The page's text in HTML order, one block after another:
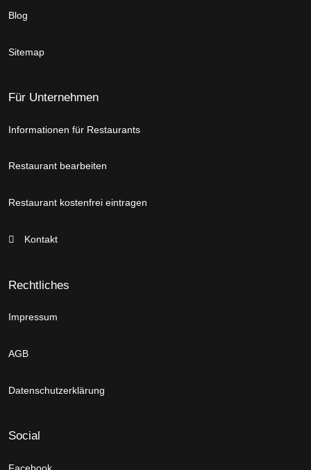
Blog
Sitemap
Für Unternehmen
Informationen für Restaurants
Restaurant bearbeiten
Restaurant kostenfrei eintragen
Kontakt
Rechtliches
Impressum
AGB
Datenschutzerklärung
Social
Facebook